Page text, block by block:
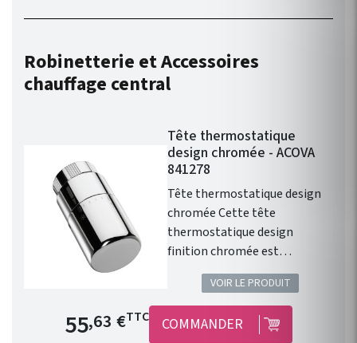
Robinetterie et Accessoires
chauffage central
Tête thermostatique
design chromée - ACOVA
841278
Tête thermostatique design
chromée Cette tête
thermostatique design
finition chromée est
compatible avec l'ensemble
de la gamme de chauffage
central Fassane Prem's de
chez ACOVA .
VOIR LE PRODUIT
Prix de base
55,63 €TTC COMMANDER